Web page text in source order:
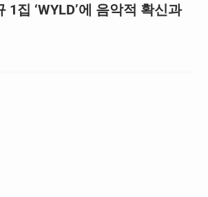
1집 ‘WYLD’에 음악적 확신과